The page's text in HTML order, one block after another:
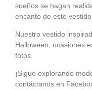
sueños se hagan
encanto de este
Nuestro vestido
Halloween, ocasiones
fotos.
¡Sigue explorando
contáctanos en